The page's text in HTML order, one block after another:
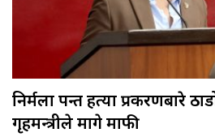
निर्मला पन्त हत्या प्रकरणबारे
गृहमन्त्रीले मागे माफी